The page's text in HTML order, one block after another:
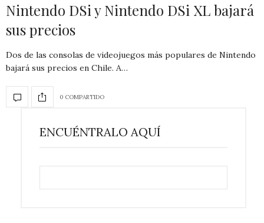
Nintendo DSi y Nintendo DSi XL bajará
sus precios
Dos de las consolas de videojuegos más populares de Nintendo
bajará sus precios en Chile. A…
0 COMPARTIDO
ENCUÉNTRALO AQUÍ